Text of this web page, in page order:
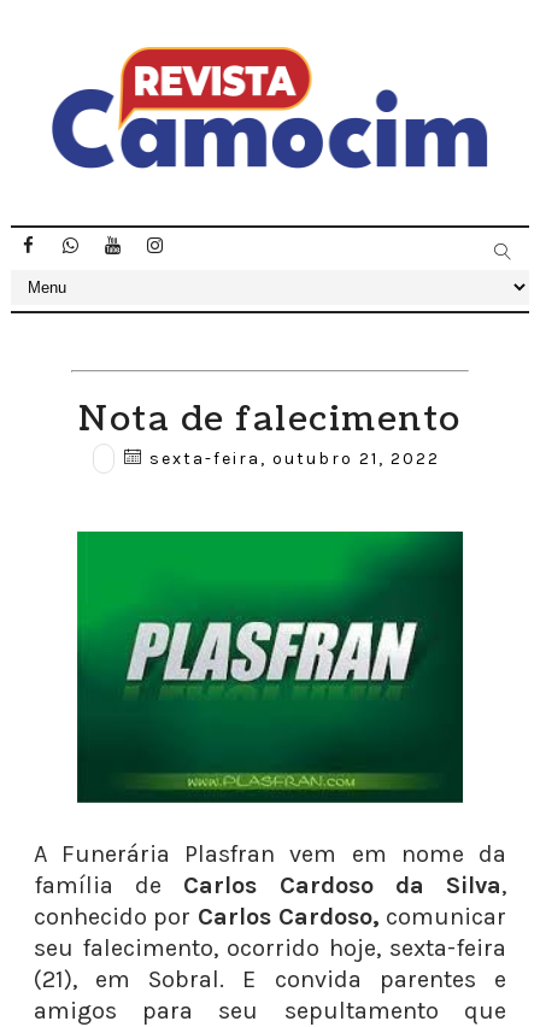
Nota de falecimento
sexta-feira, outubro 21, 2022
A Funerária Plasfran vem em nome da
família de Carlos Cardoso da Silva,
conhecido por Carlos Cardoso, comunicar
seu falecimento, ocorrido hoje, sexta-feira
(21), em Sobral. E convida parentes e
amigos para seu sepultamento que